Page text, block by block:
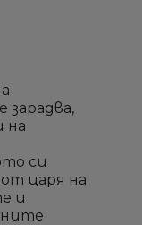
на
си
царя на
и